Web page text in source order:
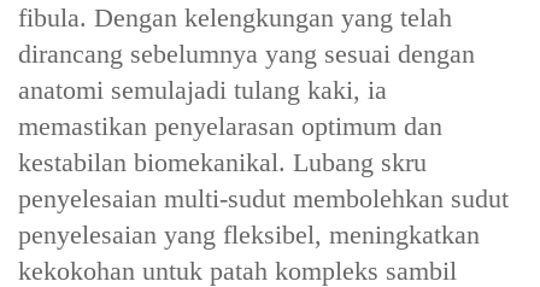
fibula. Dengan kelengkungan yang telah
dirancang sebelumnya yang sesuai dengan
anatomi semulajadi tulang kaki, ia
memastikan penyelarasan optimum dan
kestabilan biomekanikal. Lubang skru
penyelesaian multi-sudut membolehkan sudut
penyelesaian yang fleksibel, meningkatkan
kekokohan untuk patah kompleks sambil